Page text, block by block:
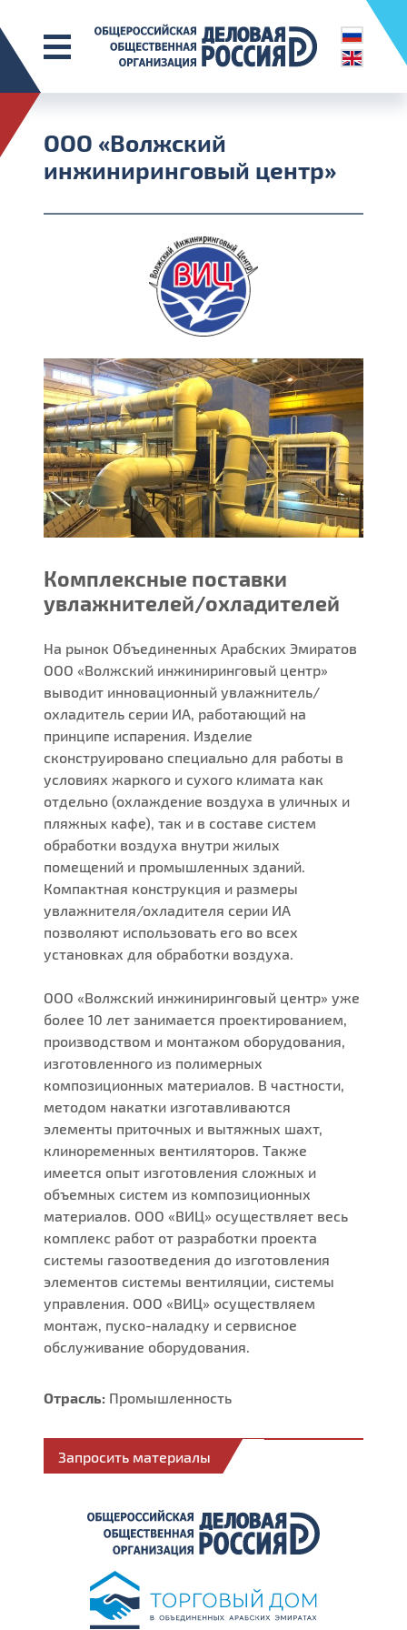
ООО «Волжский
инжиниринговый центр»
Комплексные поставки
увлажнителей/охладителей
На рынок Объединенных Арабских Эмиратов
ООО «Волжский инжиниринговый центр»
выводит инновационный увлажнитель/
охладитель серии ИА, работающий на
принципе испарения. Изделие
сконструировано специально для работы в
условиях жаркого и сухого климата как
отдельно (охлаждение воздуха в уличных и
пляжных кафе), так и в составе систем
обработки воздуха внутри жилых
помещений и промышленных зданий.
Компактная конструкция и размеры
увлажнителя/охладителя серии ИА
позволяют использовать его во всех
установках для обработки воздуха.
ООО «Волжский инжиниринговый центр» уже
более 10 лет занимается проектированием,
производством и монтажом оборудования,
изготовленного из полимерных
композиционных материалов. В частности,
методом накатки изготавливаются
элементы приточных и вытяжных шахт,
клиноременных вентиляторов. Также
имеется опыт изготовления сложных и
объемных систем из композиционных
материалов. ООО «ВИЦ» осуществляет весь
комплекс работ от разработки проекта
системы газоотведения до изготовления
элементов системы вентиляции, системы
управления. ООО «ВИЦ» осуществляем
монтаж, пуско-наладку и сервисное
обслуживание оборудования.
Отрасль: Промышленность
Запросить материалы